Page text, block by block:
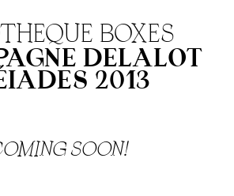
BOXES
DELALOT
2013
SOON!